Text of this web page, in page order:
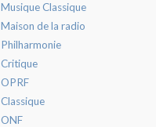
Musique Classique
Maison de la radio
Philharmonie
Critique
OPRF
Classique
ONF